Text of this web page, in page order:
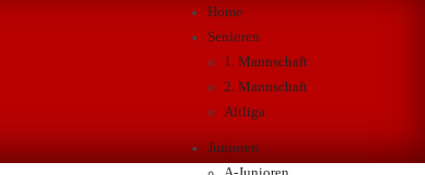
Home
Senioren
1. Mannschaft
2. Mannschaft
Altliga
Junioren